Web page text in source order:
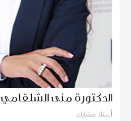
الدكتورة منى الشلقامي
أستاذ مشارك